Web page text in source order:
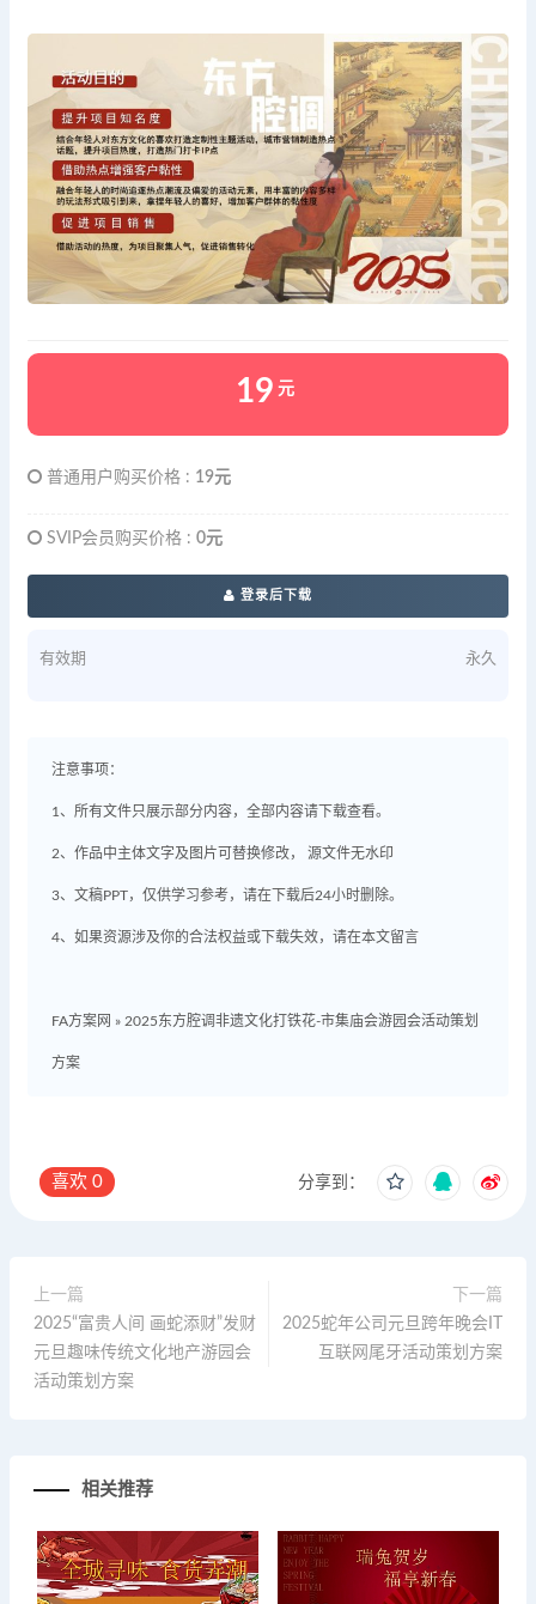
19 元
普通用户购买价格 : 19元
SVIP会员购买价格 : 0元
登录后下载
有效期 永久
注意事项：
1、所有文件只展示部分内容，全部内容请下载查看。
2、作品中主体文字及图片可替换修改， 源文件无水印
3、文稿PPT，仅供学习参考，请在下载后24小时删除。
4、如果资源涉及你的合法权益或下载失效，请在本文留言
FA方案网 » 2025东方腔调非遗文化打铁花-市集庙会游园会活动策划
方案
喜欢 0 分享到：
上一篇
2025“富贵人间 画蛇添财”发财
元旦趣味传统文化地产游园会
活动策划方案
下一篇
2025蛇年公司元旦跨年晚会IT
互联网尾牙活动策划方案
相关推荐